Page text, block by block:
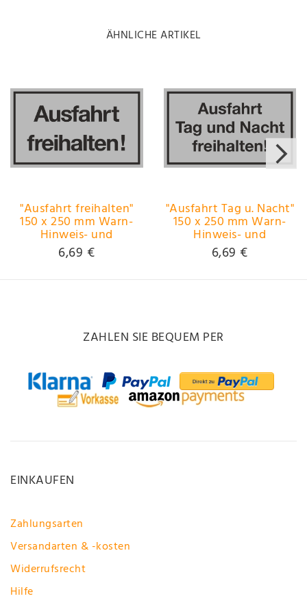
ÄHNLICHE ARTIKEL
"Ausfahrt freihalten"
150 x 250 mm Warn-
Hinweis- und
Verbotsschild PST-
Kunststoff ~~~~~
6,69 €
"Ausfahrt Tag u. Nacht"
150 x 250 mm Warn-
Hinweis- und
Verbotsschild PST-
Kunststoff ~~~~~
6,69 €
ZAHLEN SIE BEQUEM PER
EINKAUFEN
Zahlungsarten
Versandarten & -kosten
Widerrufsrecht
Hilfe